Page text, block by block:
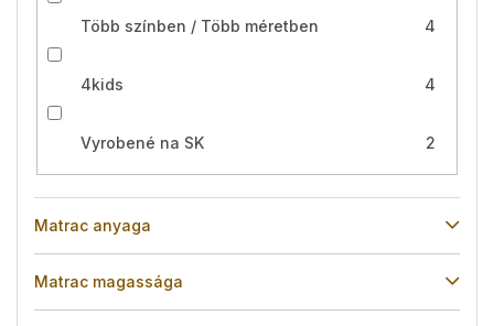
Több színben / Több méretben 4
4kids 4
Vyrobené na SK 2
Matrac anyaga
Matrac magassága